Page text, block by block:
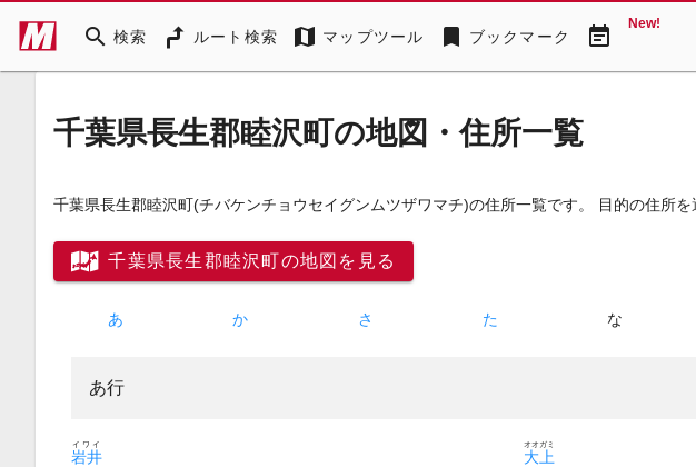
search 検索 ルート検索 map マップツール bookmark ブックマーク event_note New!
千葉県長生郡睦沢町の地図・住所一覧
千葉県長生郡睦沢町(チバケンチョウセイグンムツザワマチ)の住所一覧です。 目的の住所を
千葉県長生郡睦沢町の地図を見る
あ か さ た な
あ行
岩井
イワイ
大上
オオガミ